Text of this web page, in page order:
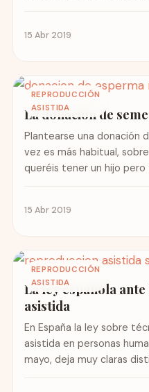
15 Abr 2019
REPRODUCCIÓN
ASISTIDA
La donación de
Plantearse una donación
vez es más habitual,
queréis tener un hijo pero
15 Abr 2019
REPRODUCCIÓN
ASISTIDA
La ley española
asistida
En España la ley sobre
asistida en personas
mayo, deja muy claras